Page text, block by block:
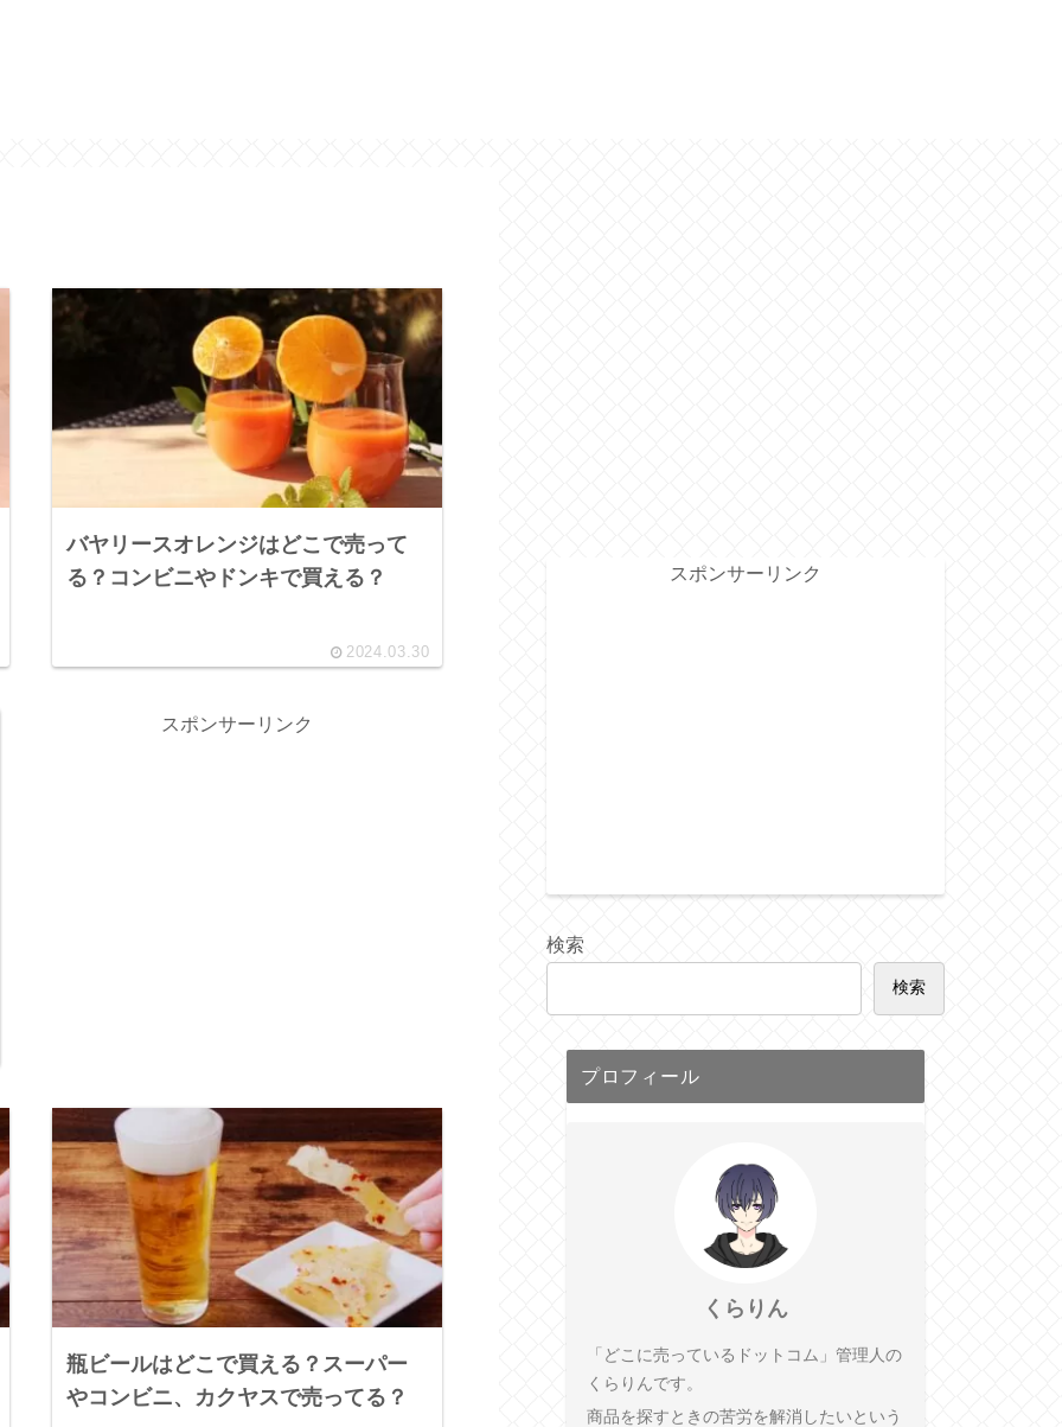
バヤリースオレンジはどこで売って
る？コンビニやドンキで買える？
2024.03.30
スポンサーリンク
瓶ビールはどこで買える？スーパー
やコンビニ、カクヤスで売ってる？
スポンサーリンク
検索
検索
プロフィール
くらりん
「どこに売っているドットコム」管理人の
くらりんです。
商品を探すときの苦労を解消したいという